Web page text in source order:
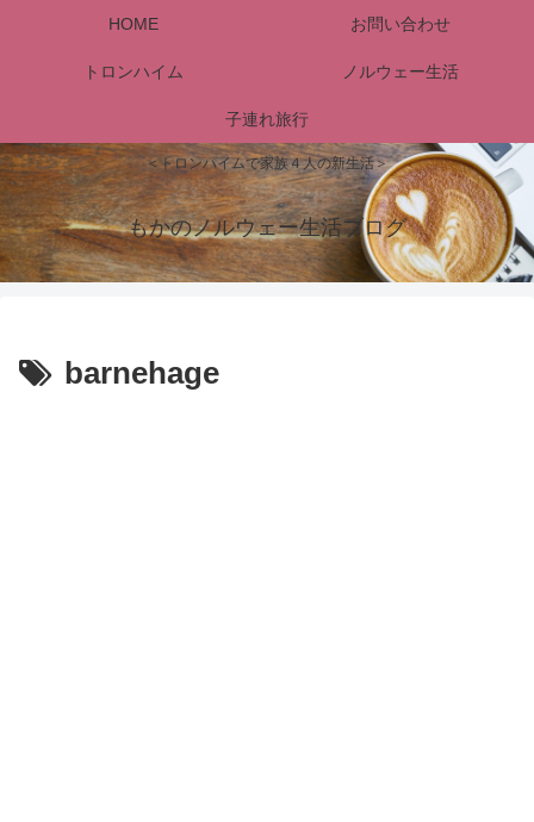
＜トロンハイムで家族４人の新生活＞
もかのノルウェー生活ブログ
HOME お問い合わせ
トロンハイム ノルウェー生活
子連れ旅行
barnehage